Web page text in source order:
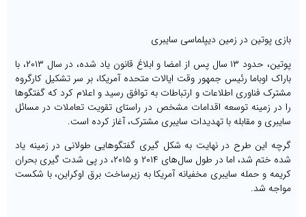
بازی پوتین در زمین دیپلماسی سایبری
پوتین، حدود ۱۳ سال پس از امضا و ابلاغ قانون یاد شده، در سال ۲۰۱۳، با
باراک اوباما رئیس جمهور وقت ایالات متحده آمریکا، بر سر تشکیل کارگروه
مشترک فناوری اطلاعات و ارتباطات به توافق رسید و اعلام کرد که گفتگوها
را در زمینه توسعه اقدامات مشخص در راستای تقویت تعاملات در مسائل
سایبری و مقابله با تهدیدات سایبری مشترک، آغاز کرده است.
گرچه این طرح در نهایت به شکل گیری گفتگوهایی طولانی در زمینه یاد
شده ختم شد، اما در طول سال‌های ۲۰۱۴ و ۲۰۱۵، در پی شدت گیری بحران
کریمه و حمله سایبری مخفیانه آمریکا به زیرساخت برق اوکراین، با شکست
مواجه شد.